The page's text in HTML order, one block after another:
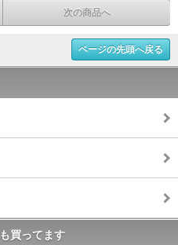
次の商品へ
ページの先頭へ戻る
買ってます